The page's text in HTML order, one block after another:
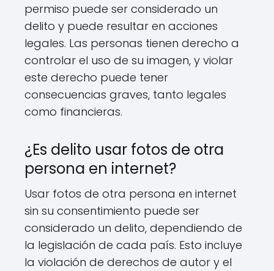
permiso puede ser considerado un
delito y puede resultar en acciones
legales. Las personas tienen derecho a
controlar el uso de su imagen, y violar
este derecho puede tener
consecuencias graves, tanto legales
como financieras.
¿Es delito usar fotos de otra
persona en internet?
Usar fotos de otra persona en internet
sin su consentimiento puede ser
considerado un delito, dependiendo de
la legislación de cada país. Esto incluye
la violación de derechos de autor y el